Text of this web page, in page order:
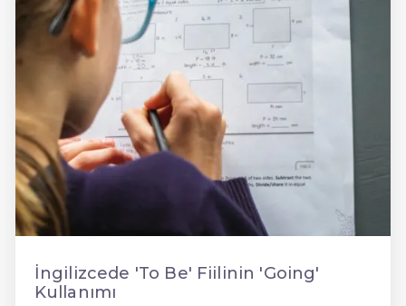
5 Günde İngilizce
İngilizce
Dil Eğitimi
En Hızlı İngilizce
En Kolay İngilizce
En Uygun İngilizce
İngilizcede 'To Be' Fiilinin 'Going'
Kullanımı